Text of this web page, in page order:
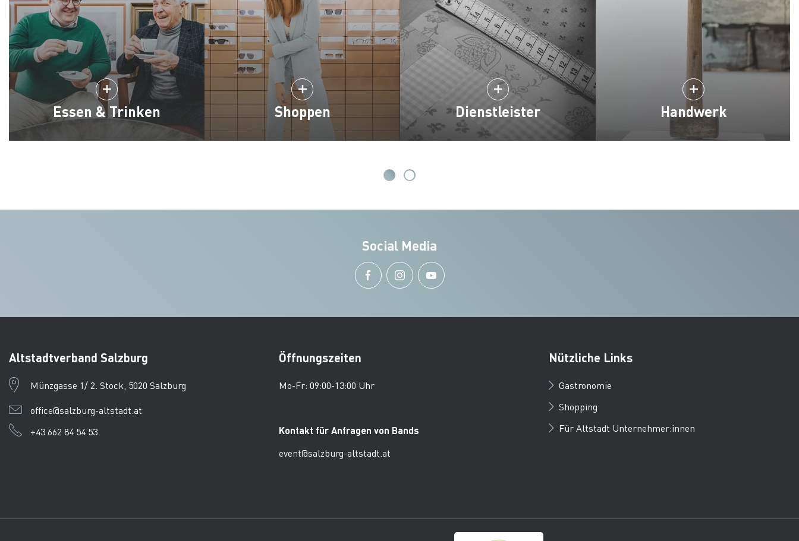
Essen & Trinken Shoppen Dienstleister Handwerk
Social Media
Altstadtverband Salzburg
Münzgasse 1/ 2. Stock, 5020 Salzburg
office@salzburg-altstadt.at
+43 662 84 54 53
Öffnungszeiten
Mo-Fr: 09:00-13:00 Uhr
Kontakt für Anfragen von Bands
event@salzburg-altstadt.at
Nützliche Links
Gastronomie
Shopping
Für Altstadt Unternehmer:innen